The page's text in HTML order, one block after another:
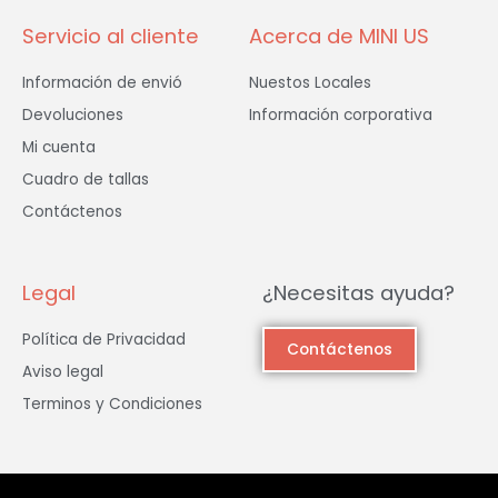
Servicio al cliente
Información de envió
Devoluciones
Mi cuenta
Cuadro de tallas
Contáctenos
Acerca de MINI US
Nuestos Locales
Información corporativa
Legal
Política de Privacidad
Aviso legal
Terminos y Condiciones
¿Necesitas ayuda?
Contáctenos